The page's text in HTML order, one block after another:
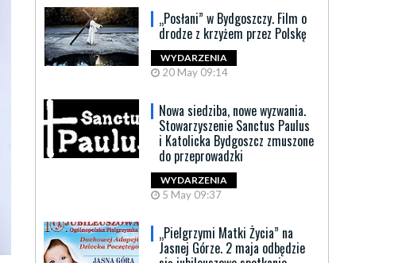
„Posłani” w Bydgoszczy. Film o
drodze z krzyżem przez Polskę
WYDARZENIA
20 May 09:14
Nowa siedziba, nowe wyzwania.
Stowarzyszenie Sanctus Paulus
i Katolicka Bydgoszcz zmuszone
do przeprowadzki
WYDARZENIA
5 May 09:37
„Pielgrzymi Matki Życia” na
Jasnej Górze. 2 maja odbędzie